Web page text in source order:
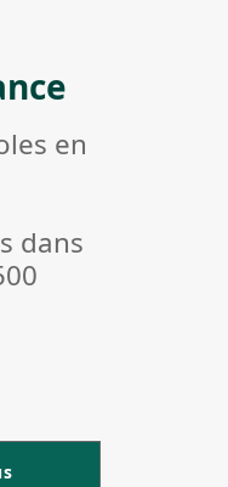
en
dans